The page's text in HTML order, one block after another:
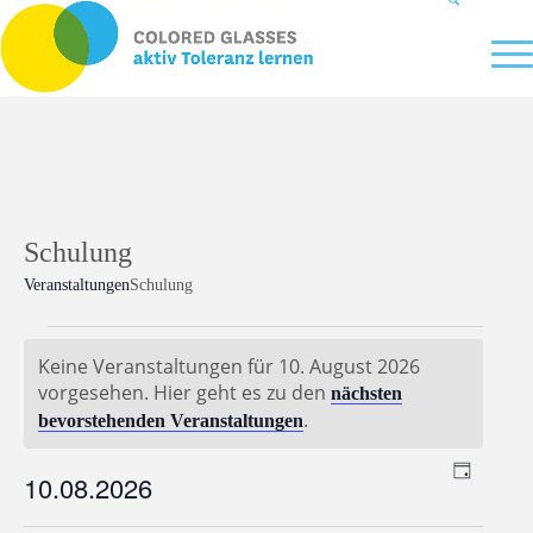
Schulung
VeranstaltungenSchulung
für
10.
2026
Hinweis
Keine Veranstaltungen für 10. August 2026
vorgesehen. Hier geht es zu den nächsten
bevorstehenden Veranstaltungen.
Suche
Suche
10.08.2026
Datum